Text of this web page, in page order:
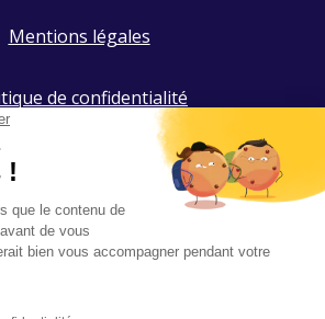
Mentions légales
de confidentialité